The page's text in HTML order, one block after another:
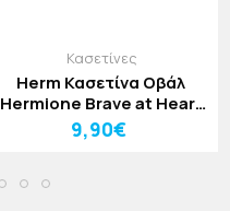
Κασετίνες
Herm Κασετίνα Οβάλ
Hermione Brave at Heart
25,5x5x9cm
9,90€